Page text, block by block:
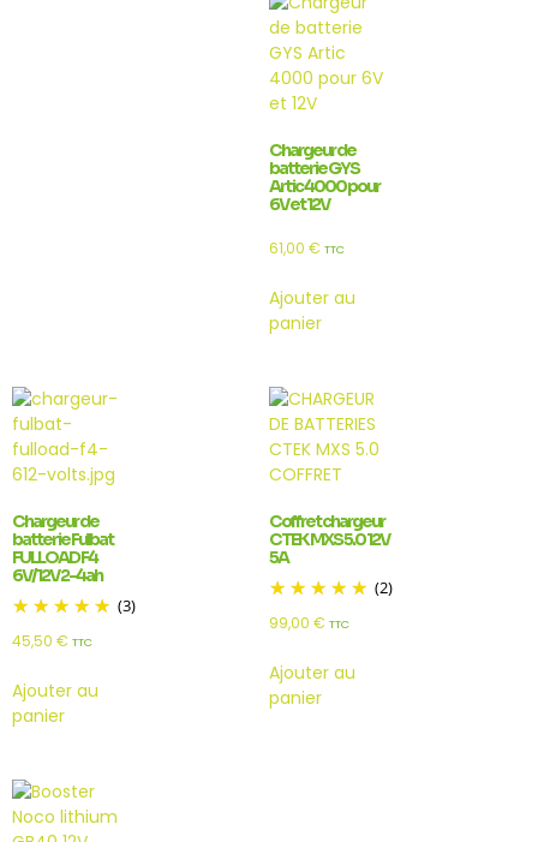
Chargeur de
batterie GYS
Artic 4000 pour
6V et 12V
61,00 € TTC
Ajouter au
panier
Chargeur de
batterie Fulbat
FULLOAD F4
6V/12V 2-4ah
(3)
45,50 € TTC
Ajouter au
panier
Coffret chargeur
CTEK MXS 5.0 12V
5A
(2)
99,00 € TTC
Ajouter au
panier